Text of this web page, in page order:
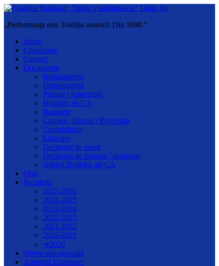
„Performanța este Tradiția noastră! Din 1890.”
Istoric
Conducere
Contact
Documente
Regulamente
Organigrama
Planuri | Autorizații
Hotărâri ale CA
Rapoarte
Comisii | Decizii | Proceduri
Contabilitate
Educativ
Declarații de avere
Declarații de interese | profesori
Arhivă Hotărâri ale CA
Orar
Rezultate
2025-2026
2024-2025
2023-2024
2022-2023
2021-2022
2020-2021
➔2020
Oferta educațională
Anunțuri Erasmus+